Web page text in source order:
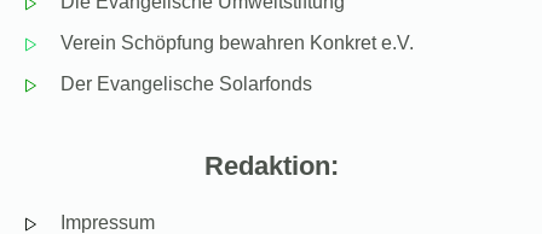
Verein Schöpfung bewahren Konkret e.V.
Der Evangelische Solarfonds
Redaktion:
Impressum